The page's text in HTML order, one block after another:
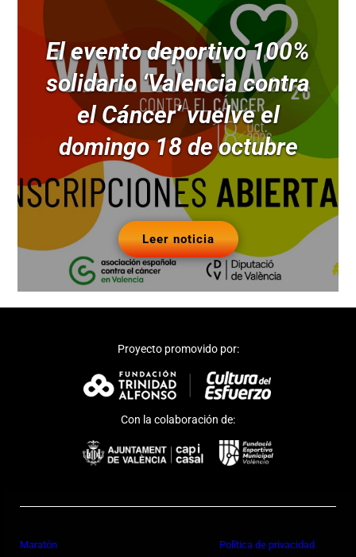
El evento deportivo 100%
solidario ‘Valencia contra
el Cáncer’ vuelve el
domingo 18 de octubre
Leer noticia
Proyecto promovido por:
Con la colaboración de:
Maratón Política de privacidad